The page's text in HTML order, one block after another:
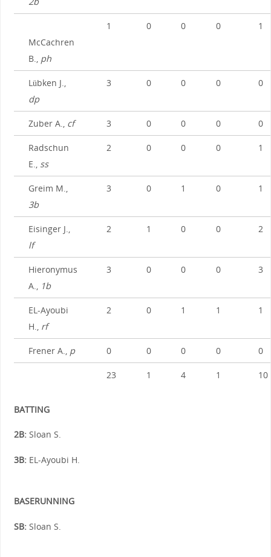
McCachren
B., ph
1 0 0 0 1
Lübken J.,
dp
3 0 0 0 0
Zuber A., cf 3 0 0 0 0
Radschun
E., ss
2 0 0 0 1
Greim M.,
3b
3 0 1 0 1
Eisinger J.,
lf
2 1 0 0 2
Hieronymus
A., 1b
3 0 0 0 3
EL-Ayoubi
H., rf
2 0 1 1 1
Frener A., p 0 0 0 0 0
23 1 4 1 10
BATTING
2B:Sloan S.
3B:EL-Ayoubi H.
BASERUNNING
SB:Sloan S.